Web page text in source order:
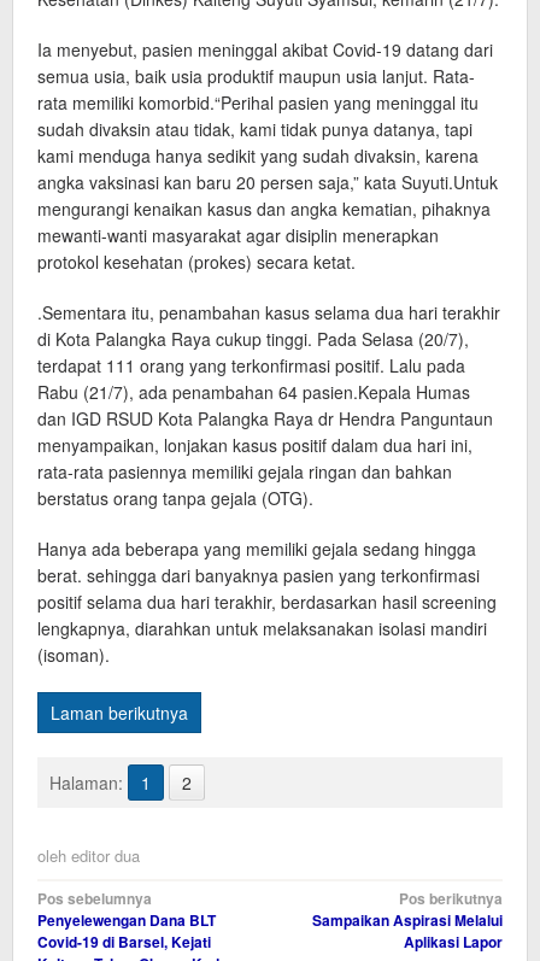
Ia menyebut, pasien meninggal akibat Covid-19 datang dari
semua usia, baik usia produktif maupun usia lanjut. Rata-
rata memiliki komorbid.“Perihal pasien yang meninggal itu
sudah divaksin atau tidak, kami tidak punya datanya, tapi
kami menduga hanya sedikit yang sudah divaksin, karena
angka vaksinasi kan baru 20 persen saja,” kata Suyuti.Untuk
mengurangi kenaikan kasus dan angka kematian, pihaknya
mewanti-wanti masyarakat agar disiplin menerapkan
protokol kesehatan (prokes) secara ketat.
.Sementara itu, penambahan kasus selama dua hari terakhir
di Kota Palangka Raya cukup tinggi. Pada Selasa (20/7),
terdapat 111 orang yang terkonfirmasi positif. Lalu pada
Rabu (21/7), ada penambahan 64 pasien.Kepala Humas
dan IGD RSUD Kota Palangka Raya dr Hendra Panguntaun
menyampaikan, lonjakan kasus positif dalam dua hari ini,
rata-rata pasiennya memiliki gejala ringan dan bahkan
berstatus orang tanpa gejala (OTG).
Hanya ada beberapa yang memiliki gejala sedang hingga
berat. sehingga dari banyaknya pasien yang terkonfirmasi
positif selama dua hari terakhir, berdasarkan hasil screening
lengkapnya, diarahkan untuk melaksanakan isolasi mandiri
(isoman).
Laman berikutnya
Halaman: 1 2
oleh editor dua
Navigasi
pos
Pos sebelumnya
Penyelewengan Dana BLT
Covid-19 di Barsel, Kejati
Pos berikutnya
Sampaikan Aspirasi Melalui
Aplikasi Lapor